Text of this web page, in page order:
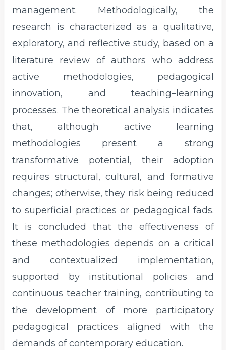
management. Methodologically, the
research is characterized as a qualitative,
exploratory, and reflective study, based on a
literature review of authors who address
active methodologies, pedagogical
innovation, and teaching–learning
processes. The theoretical analysis indicates
that, although active learning
methodologies present a strong
transformative potential, their adoption
requires structural, cultural, and formative
changes; otherwise, they risk being reduced
to superficial practices or pedagogical fads.
It is concluded that the effectiveness of
these methodologies depends on a critical
and contextualized implementation,
supported by institutional policies and
continuous teacher training, contributing to
the development of more participatory
pedagogical practices aligned with the
demands of contemporary education.